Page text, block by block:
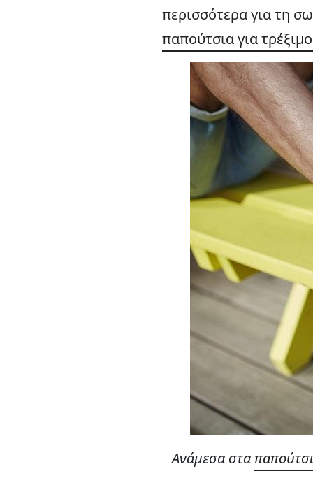
περισσότερα για τη
παπούτσια για
Ανάμεσα στα